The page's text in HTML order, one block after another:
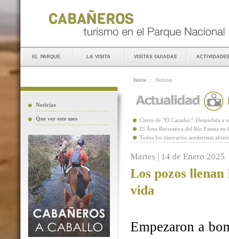
el parque la visita visitas guiadas actividades
Noticias
Que ver este mes
Inicio :: Noticias
Cierre de "El Cazador": Despedida a
El Área Recreativa del Río Estena
Todos los itinerarios senderistas
Martes | 14 de Enero 2025
Los pozos
vida
Empezaron a